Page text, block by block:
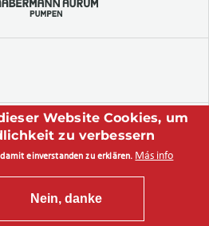
Website Cookies, um
zu verbessern
einverstanden zu erklären. Más info
Nein, danke